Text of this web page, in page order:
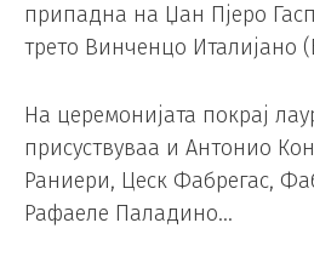
припадна на Џан Пјеро
трето Винченцо Италијано
На церемонијата покрај
присуствуваа и Антонио
Раниери, Цеск Фабрегас,
Рафаеле Паладино…